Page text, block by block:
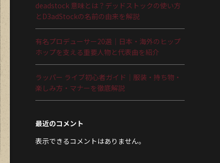
deadstock 意味とは？デッドストックの使い方
とD3adStockの名前の由来を解説
有名プロデューサー20選｜日本・海外のヒップ
ホップを支える重要人物と代表曲を紹介
ラッパー ライブ初心者ガイド｜服装・持ち物・
楽しみ方・マナーを徹底解説
最近のコメント
表示できるコメントはありません。